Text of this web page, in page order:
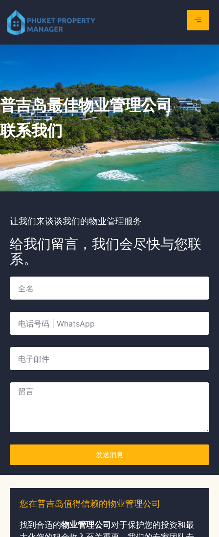
普吉岛最佳物业管理公司
联系我们
让我们来谈谈我们的物业管理服务
给我们留言，我们会尽快与您联
系。
发送消息
您在普吉岛值得信赖的物业管理公司
找到合适的物业管理公司 对于保护您的投资和最